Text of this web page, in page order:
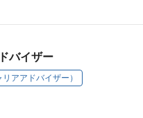
バイザー
アアドバイザー）